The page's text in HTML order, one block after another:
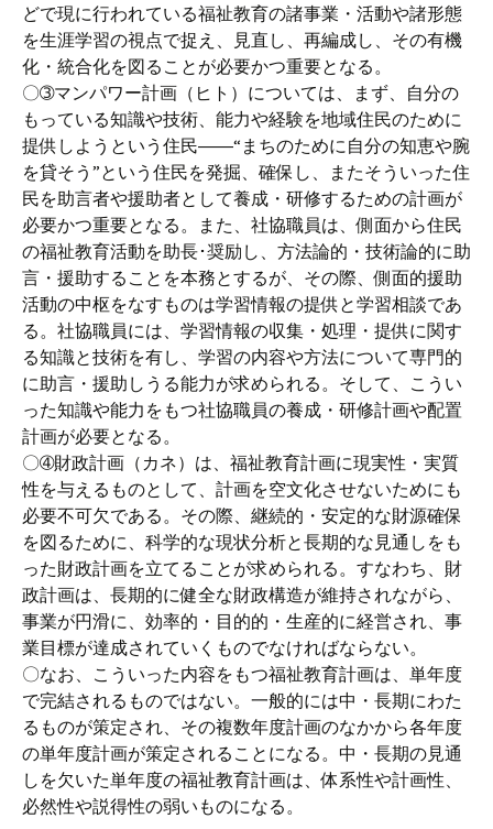
どで現に行われている福祉教育の諸事業・活動や諸形態
を生涯学習の視点で捉え、見直し、再編成し、その有機
化・統合化を図ることが必要かつ重要となる。
〇➂マンパワー計画（ヒト）については、まず、自分の
もっている知識や技術、能力や経験を地域住民のために
提供しようという住民――“まちのために自分の知恵や腕
を貸そう”という住民を発掘、確保し、またそういった住
民を助言者や援助者として養成・研修するための計画が
必要かつ重要となる。また、社協職員は、側面から住民
の福祉教育活動を助長･奨励し、方法論的・技術論的に助
言・援助することを本務とするが、その際、側面的援助
活動の中枢をなすものは学習情報の提供と学習相談であ
る。社協職員には、学習情報の収集・処理・提供に関す
る知識と技術を有し、学習の内容や方法について専門的
に助言・援助しうる能力が求められる。そして、こうい
った知識や能力をもつ社協職員の養成・研修計画や配置
計画が必要となる。
〇➃財政計画（カネ）は、福祉教育計画に現実性・実質
性を与えるものとして、計画を空文化させないためにも
必要不可欠である。その際、継続的・安定的な財源確保
を図るために、科学的な現状分析と長期的な見通しをも
った財政計画を立てることが求められる。すなわち、財
政計画は、長期的に健全な財政構造が維持されながら、
事業が円滑に、効率的・目的的・生産的に経営され、事
業目標が達成されていくものでなければならない。
〇なお、こういった内容をもつ福祉教育計画は、単年度
で完結されるものではない。一般的には中・長期にわた
るものが策定され、その複数年度計画のなかから各年度
の単年度計画が策定されることになる。中・長期の見通
しを欠いた単年度の福祉教育計画は、体系性や計画性、
必然性や説得性の弱いものになる。